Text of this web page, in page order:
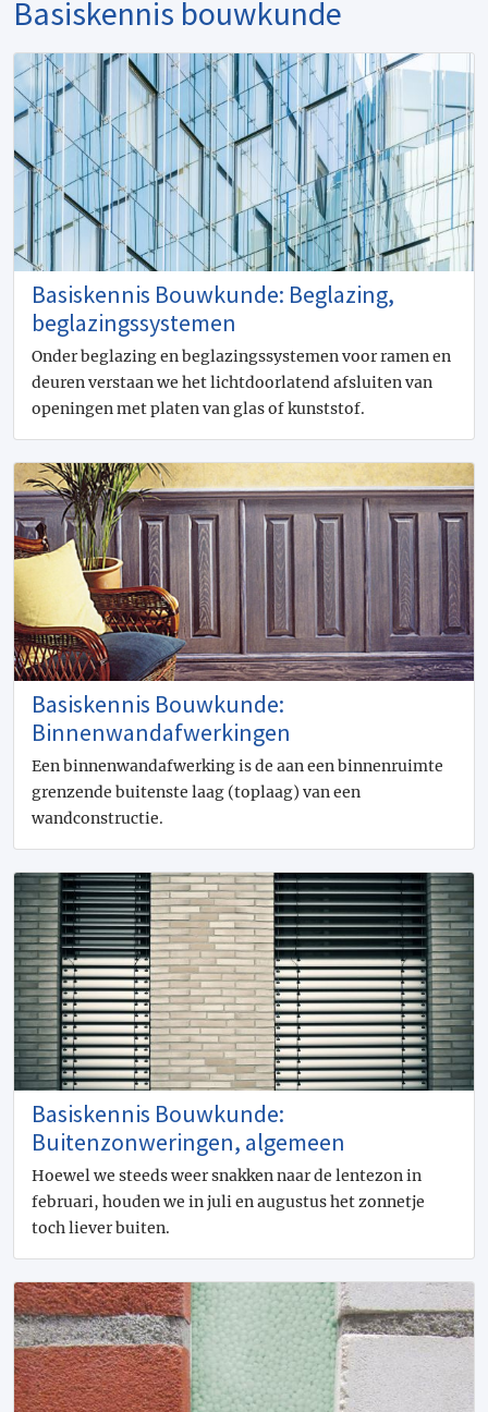
Basiskennis bouwkunde
Basiskennis Bouwkunde: Beglazing,
beglazingssystemen
Onder beglazing en beglazingssystemen voor ramen en
deuren verstaan we het lichtdoorlatend afsluiten van
openingen met platen van glas of kunststof.
Basiskennis Bouwkunde:
Binnenwandafwerkingen
Een binnenwandafwerking is de aan een binnenruimte
grenzende buitenste laag (toplaag) van een
wandconstructie.
Basiskennis Bouwkunde:
Buitenzonweringen, algemeen
Hoewel we steeds weer snakken naar de lentezon in
februari, houden we in juli en augustus het zonnetje
toch liever buiten.